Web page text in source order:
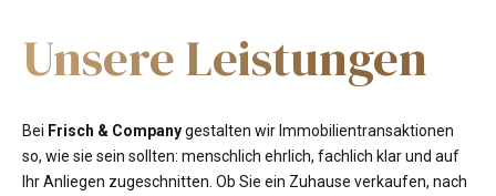
Unsere Leistungen
Bei Frisch & Companygestalten wir Immobilientransaktionen
so, wie sie sein sollten: menschlich ehrlich, fachlich klar und auf
Ihr Anliegen zugeschnitten. Ob Sie ein Zuhause verkaufen, nach